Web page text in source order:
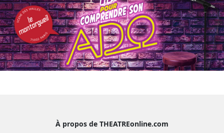
À propos de THEATREonline.com